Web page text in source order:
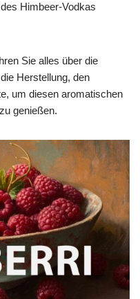
Himbeer-Vodkas
Sie alles über die
Herstellung, den
um diesen aromatischen
genießen.